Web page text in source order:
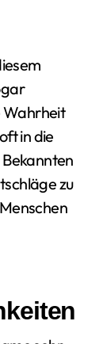
Wahrheit
in die
zu